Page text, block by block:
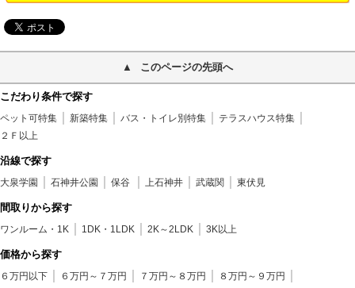
このページの先頭へ
こだわり条件で探す
ペット可特集 新築特集 バス・トイレ別特集
テラスハウス特集
２Ｆ以上
沿線で探す
大泉学園 石神井公園 保谷 上石神井 武蔵関 東伏見
間取りから探す
ワンルーム・1K 1DK・1LDK 2K～2LDK 3K以上
価格から探す
６万円以下 ６万円～７万円 ７万円～８万円
８万円～９万円